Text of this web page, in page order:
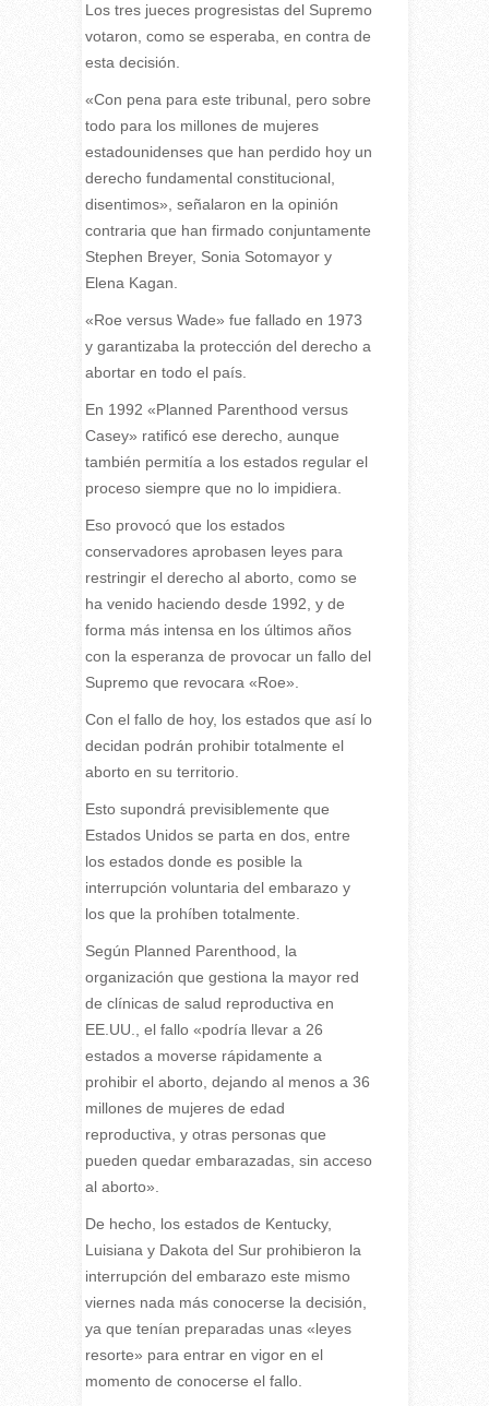
Los tres jueces progresistas del Supremo
votaron, como se esperaba, en contra de
esta decisión.
«Con pena para este tribunal, pero sobre
todo para los millones de mujeres
estadounidenses que han perdido hoy un
derecho fundamental constitucional,
disentimos», señalaron en la opinión
contraria que han firmado conjuntamente
Stephen Breyer, Sonia Sotomayor y
Elena Kagan.
«Roe versus Wade» fue fallado en 1973
y garantizaba la protección del derecho a
abortar en todo el país.
En 1992 «Planned Parenthood versus
Casey» ratificó ese derecho, aunque
también permitía a los estados regular el
proceso siempre que no lo impidiera.
Eso provocó que los estados
conservadores aprobasen leyes para
restringir el derecho al aborto, como se
ha venido haciendo desde 1992, y de
forma más intensa en los últimos años
con la esperanza de provocar un fallo del
Supremo que revocara «Roe».
Con el fallo de hoy, los estados que así lo
decidan podrán prohibir totalmente el
aborto en su territorio.
Esto supondrá previsiblemente que
Estados Unidos se parta en dos, entre
los estados donde es posible la
interrupción voluntaria del embarazo y
los que la prohíben totalmente.
Según Planned Parenthood, la
organización que gestiona la mayor red
de clínicas de salud reproductiva en
EE.UU., el fallo «podría llevar a 26
estados a moverse rápidamente a
prohibir el aborto, dejando al menos a 36
millones de mujeres de edad
reproductiva, y otras personas que
pueden quedar embarazadas, sin acceso
al aborto».
De hecho, los estados de Kentucky,
Luisiana y Dakota del Sur prohibieron la
interrupción del embarazo este mismo
viernes nada más conocerse la decisión,
ya que tenían preparadas unas «leyes
resorte» para entrar en vigor en el
momento de conocerse el fallo.